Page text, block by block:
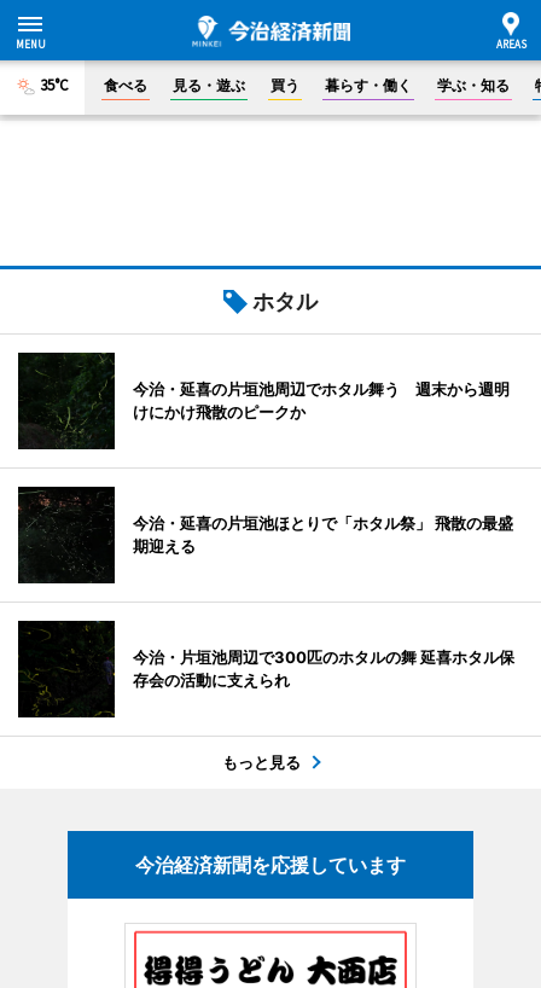
35°C 食べる 見る・遊ぶ 買う 暮らす・働く 学ぶ・知る
ホタル
今治・延喜の片垣池周辺でホタル舞う 週末から週明
けにかけ飛散のピークか
今治・延喜の片垣池ほとりで「ホタル祭」 飛散の最盛
期迎える
今治・片垣池周辺で300匹のホタルの舞 延喜ホタル保
存会の活動に支えられ
もっと見る
今治経済新聞を応援しています